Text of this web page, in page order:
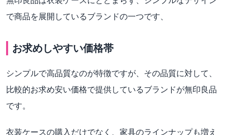
で商品を展開しているブランドの一つです、
お求めしやすい価格帯
シンプルで高品質なのが特徴ですが、その品質に対して、
比較的お求め安い価格で提供しているブランドが無印良品
です。
衣装ケースの購入だけでなく、家具のラインナップも増え